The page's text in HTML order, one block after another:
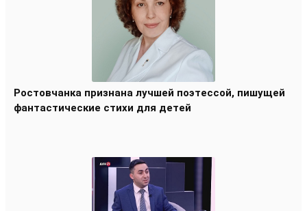
Ростовчанка признана лучшей поэтессой, пишущей
фантастические стихи для детей